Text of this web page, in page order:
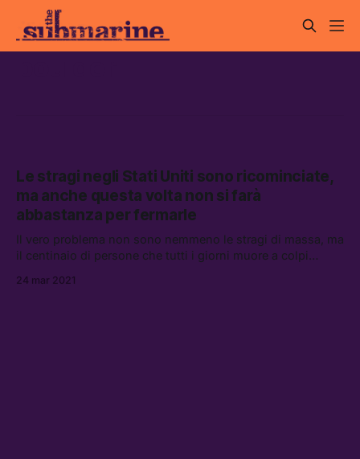
Le stragi negli Stati Uniti sono ricominciate,
ma anche questa volta non si farà
abbastanza per fermarle
Il vero problema non sono nemmeno le stragi di massa, ma
il centinaio di persone che tutti i giorni muore a colpi
da buona parte della politica e dei media statunitensi
24 mar 2021